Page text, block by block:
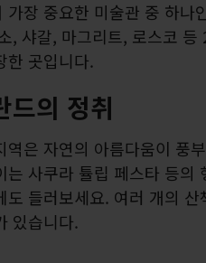
가장 중요한 미술관 중 하나
, 샤갈, 마그리트, 로스코
한 곳입니다.
드의 정취
역은 자연의 아름다움이 풍
는 사쿠라 튤립 페스타 등의
도 들러보세요. 여러 개의
있습니다.